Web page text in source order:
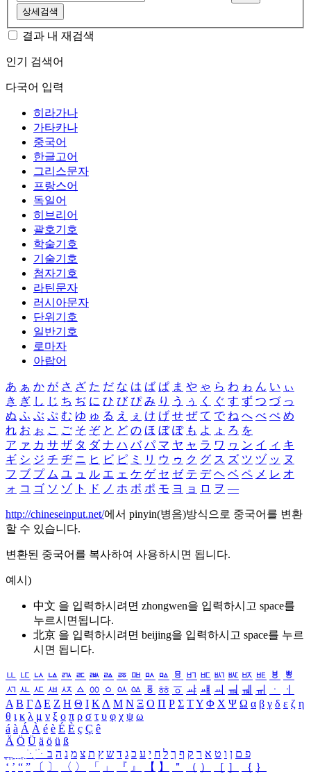
상세검색
결과 내 재검색
인기 검색어
다국어 입력
히라가나
가타카나
중국어
한글고어
그리스문자
프랑스어
독일어
히브리어
괄호기호
학술기호
기술기호
첨자기호
라틴문자
러시아문자
단위기호
일반기호
로마자
아랍어
あ ぁ か が さ ざ た だ な は ば ぱ ま や ゃ ら わ ゎ ん い ぃ
き ぎ し じ ち ぢ に ひ び ぴ み り う ぅ く ぐ す ず つ づ っ
ぬ ふ ぶ ぷ む ゆ ゅ る え ぇ け げ せ ぜ て で ね へ べ ぺ め
れ お ぉ こ ご そ ぞ と ど の ほ ぼ ぽ も よ ょ ろ を
ア ァ カ サ ザ タ ダ ナ ハ バ パ マ ヤ ャ ラ ワ ヮ ン イ ィ キ
ギ シ ジ チ ヂ ニ ヒ ビ ピ ミ リ ウ ゥ ク グ ス ズ ツ ヅ ッ ヌ
フ ブ プ ム ユ ュ ル エ ェ ケ ゲ セ ゼ テ デ ヘ ベ ペ メ レ オ
ォ コ ゴ ソ ゾ ト ド ノ ホ ボ ポ モ ヨ ョ ロ ヲ ―
http://chineseinput.net/에서 pinyin(병음)방식으로 중국어를 변환
할 수 있습니다.
변환된 중국어를 복사하여 사용하시면 됩니다.
예시)
中文 을 입력하시려면 zhongwen을 입력하시고 space를
누르시면됩니다.
北京 을 입력하시려면 beijing을 입력하시고 space를 누르
시면 됩니다.
ㅥ ㅦ ㅧ ㅨ ㅩ ㅪ ㅫ ㅬ ㅭ ㅮ ㅯ ㅰ ㅱ ㅲ ㅳ ㅴ ㅵ ㅶ ㅷ ㅸ
ㅹ
ㅺ ㅻ ㅼ ㅽ ㅾ ㅿ ㆀ ㆁ ㆂ ㆃ ㆄ ㆅ ㆆ ㆇ ㆈ ㆉ ㆊ ㆋ ㆌ ㆍ
ㆎ
Α Β ΓΔ Ε Ζ Η Θ Ι ΚΛ Μ Ν Ξ Ο Π Ρ Σ ΤΥ Φ Χ Ψ Ω α β γ δ ε ζ η
θ ι κ λ μ ν ξ ο π ρ σ τ υ φ χ ψ ω
á à Á À é è É È ç Ç ê
Ä Ö Ü ä ö ü ß
ִֶֹ ֻּ ׁׂ פ ם ן ו ט א ר ק ף ך ל ח י ע כ ג ד ש ץ ת צ מ נ ה ב
‘ ’ “ ” 〔 〕 〈 〉 「 」 『 』 【 】 ＂ （ ） ［ ］ ｛ ｝